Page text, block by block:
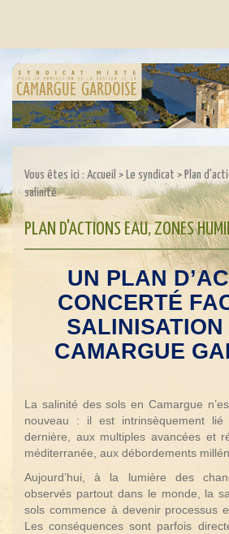
Vous êtes ici : Accueil > Le syndicat > Plan
salinité
PLAN D'ACTIONS EAU, ZONES
UN PLAN
CONCERTÉ
CAMARGUE
La salinité des sols en Camargue
nouveau : il est intrinsèquement lié
dernière, aux multiples avancées et
méditerranée, aux débordements
Aujourd’hui, à la lumière des
observés partout dans le monde, la
sols commence à devenir processus
Les conséquences sont parfois